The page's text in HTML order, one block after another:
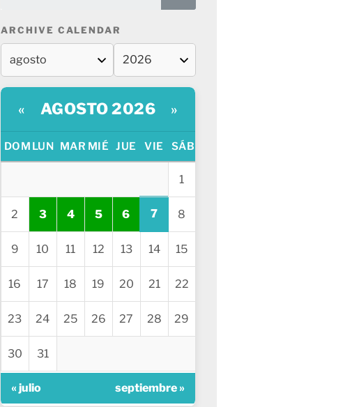
ARCHIVE CALENDAR
« AGOSTO 2026 »
DOM LUN MAR MIÉ JUE VIE SÁB
1
2 3 4 5 6 7 8
9 10 11 12 13 14 15
16 17 18 19 20 21 22
23 24 25 26 27 28 29
30 31
« julio septiembre »